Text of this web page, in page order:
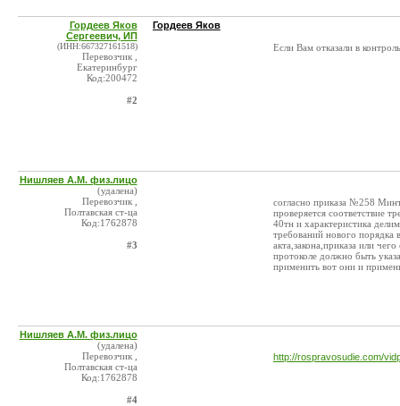
Гордеев Яков
Сергеевич, ИП
(ИНН:667327161518)
Перевозчик ,
Екатеринбург
Код:200472
#2
Гордеев Яков
Если Вам отказали в
Нишляев А.М. физ.лицо
(удалена)
Перевозчик ,
Полтавская ст-ца
Код:1762878
#3
согласно приказа №258
проверяется соответствие
40тн и характеристика
требований нового порядка
акта,закона,приказа или
протоколе должно быть
применить вот они и
Нишляев А.М. физ.лицо
(удалена)
Перевозчик ,
Полтавская ст-ца
Код:1762878
#4
http://rospravosudie.com/